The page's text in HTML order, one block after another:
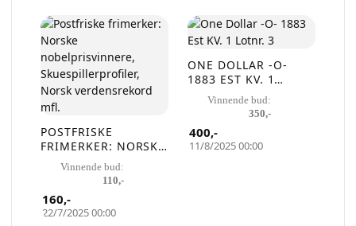
POSTFRISKE
FRIMERKER: NORSKE
NOBELPRISVINNERE,
SKUESPILLERPROFILE
VERDENSREKORD
MFL.
Vinnende bud:
110,-
22/7/2025 00:00
160,-
ONE DOLLAR -O-
1883 EST KV. 1
LOTNR. 3
Vinnende bud:
350,-
11/8/2025 00:00
400,-
gratis på QXL.no
På QXL.no kan du selge helt gratis – uten
skjulte kostnader eller provisjon. Opprett
konto, legg ut auksjoner og nå kjøpere som
faktisk er interessert.
Registrer konto